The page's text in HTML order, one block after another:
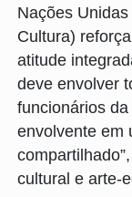
Nações
Cultura)
atitude
deve envolver
funcionários
envolvente em
cultural e arte-